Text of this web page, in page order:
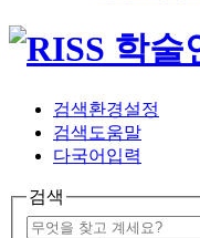
검색환경설정
검색도움말
다국어입력
검색